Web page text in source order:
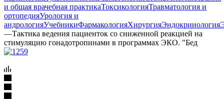
и общая врачебная практикаТоксикологияТравматология и
ортопедияУрология и
андрологияУчебникиФармакологияХирургияЭндокринология
—Тактика ведения пациенток со сниженной реакцией на
стимуляцию гонадотропинами в программах ЭКО. "Бед